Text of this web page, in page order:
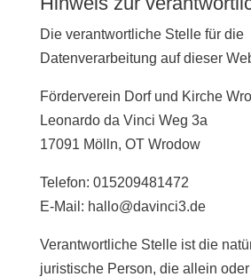
Die verantwortliche Stelle für die
Datenverarbeitung auf dieser
Förderverein Dorf und Kirche
Leonardo da Vinci Weg 3a
17091 Mölln, OT Wrodow
Telefon: 015209481472
E-Mail: hallo@davinci3.de
Verantwortliche Stelle ist die
juristische Person, die allein